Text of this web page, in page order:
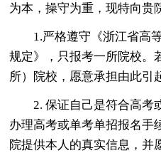
为本，操守为重，现特向贵
1.严格遵守《浙江省高等
规定》，只报考一所院校。
所）院校，愿意承担由此引
2. 保证自己是符合高考
办理高考或单考单招报名手
院提供本人的真实信息，并